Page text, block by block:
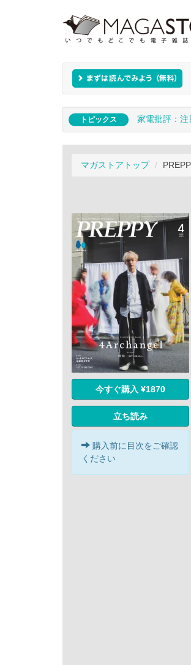
トピックス 家電批評：
マガストアトップ
今すぐ購入 ¥1870
立ち読み
購入前に目次をご確認
ください